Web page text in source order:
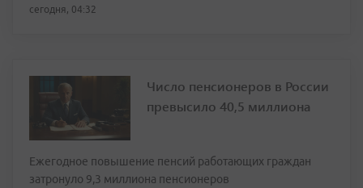
сегодня, 04:32
Число пенсионеров в России
превысило 40,5 миллиона
Ежегодное повышение пенсий работающих граждан
затронуло 9,3 миллиона пенсионеров